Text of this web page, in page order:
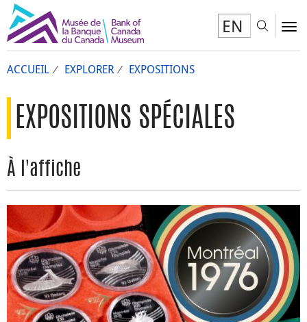
EN
ACCUEIL EXPLORER EXPOSITIONS
EXPOSITIONS SPÉCIALES
À l'affiche